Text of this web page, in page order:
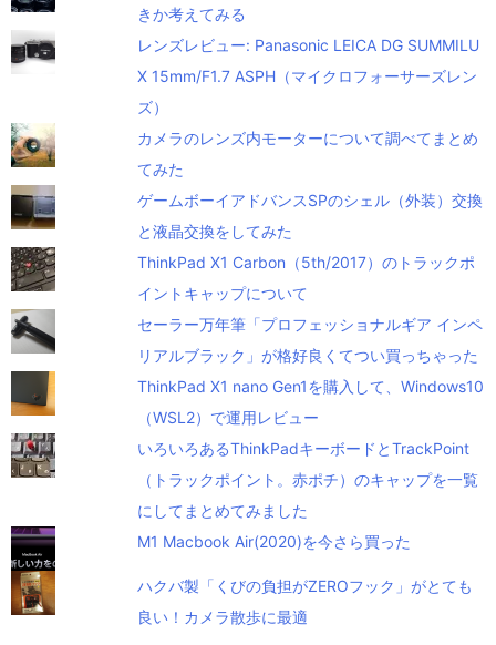
きか考えてみる
レンズレビュー: Panasonic LEICA DG SUMMILU
X 15mm/F1.7 ASPH（マイクロフォーサーズレン
ズ）
カメラのレンズ内モーターについて調べてまとめ
てみた
ゲームボーイアドバンスSPのシェル（外装）交換
と液晶交換をしてみた
ThinkPad X1 Carbon（5th/2017）のトラックポ
イントキャップについて
セーラー万年筆「プロフェッショナルギア インペ
リアルブラック」が格好良くてつい買っちゃった
ThinkPad X1 nano Gen1を購入して、Windows10
（WSL2）で運用レビュー
いろいろあるThinkPadキーボードとTrackPoint
（トラックポイント。赤ポチ）のキャップを一覧
にしてまとめてみました
M1 Macbook Air(2020)を今さら買った
ハクバ製「くびの負担がZEROフック」がとても
良い！カメラ散歩に最適